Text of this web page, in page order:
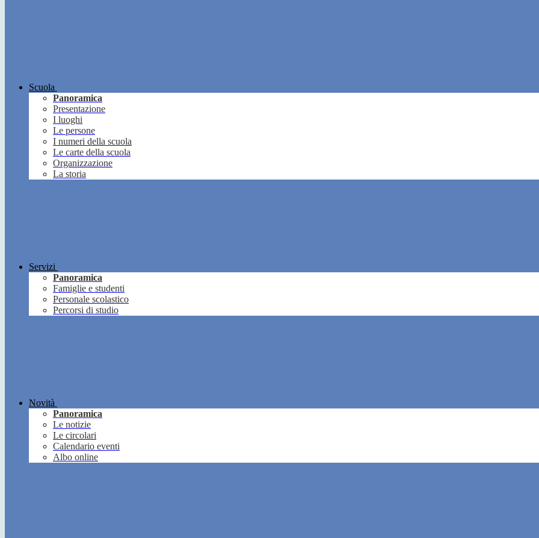
Scuola
Panoramica
Presentazione
I luoghi
Le persone
I numeri della scuola
Le carte della scuola
Organizzazione
La storia
Servizi
Panoramica
Famiglie e studenti
Personale scolastico
Percorsi di studio
Novità
Panoramica
Le notizie
Le circolari
Calendario eventi
Albo online